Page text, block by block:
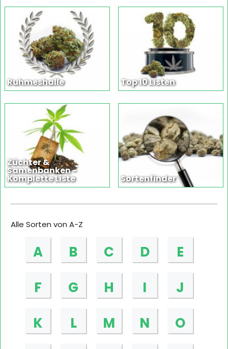
Ruhmeshalle Top 10 Listen
Züchter &
Samenbanken -
Komplette Liste Sortenfinder
Alle Sorten von A-Z
A B C D
E
F
G H I
J
K
L M N
O